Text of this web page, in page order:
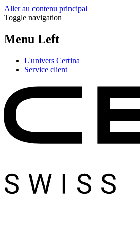
Aller au contenu principal
Toggle navigation
Menu Left
L'univers Certina
Service client